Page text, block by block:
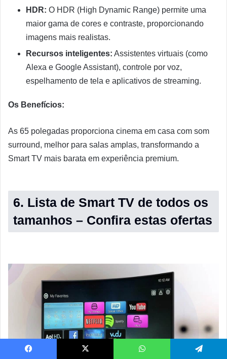
HDR: O HDR (High Dynamic Range) permite uma
maior gama de cores e contraste, proporcionando
imagens mais realistas.
Recursos inteligentes: Assistentes virtuais (como
Alexa e Google Assistant), controle por voz,
espelhamento de tela e aplicativos de streaming.
Os Benefícios:
As 65 polegadas proporciona cinema em casa com som
surround, melhor para salas amplas, transformando a
Smart TV mais barata em experiência premium.
6. Lista de Smart TV de todos os
tamanhos – Confira estas ofertas